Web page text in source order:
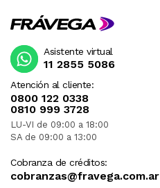
Atención al cliente:
0800 122 0338
0810 999 3728
LU-VI de 09:00 a 18:00
SA de 09:00 a 13:00
Cobranza de créditos:
cobranzas@fravega.com.ar
Asistente virtual
11 2855 5086